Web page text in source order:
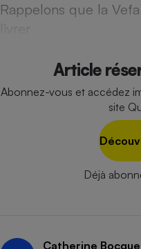
Rappelons que la
livrer
Article
Abonnez-vous et accédez
site
Déjà
Catherine